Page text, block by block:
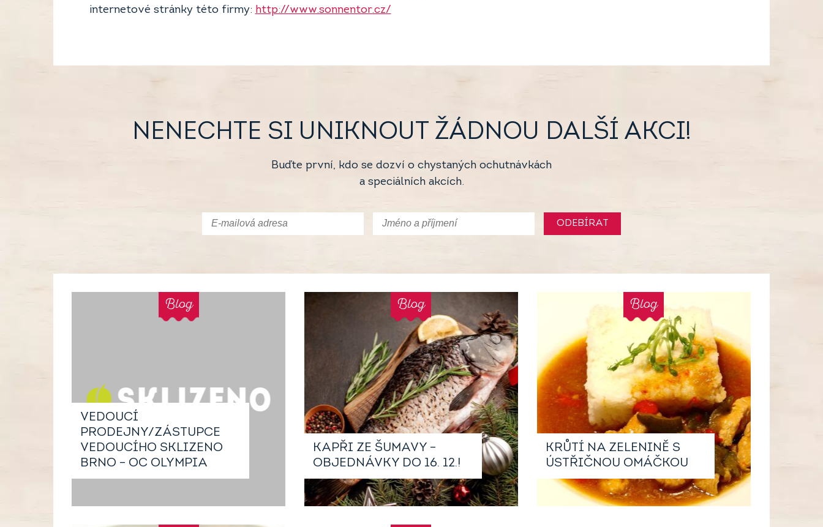
internetové stránky této firmy: http://www.sonnentor.cz/
NENECHTE SI UNIKNOUT ŽÁDNOU DALŠÍ AKCI!
Buďte první, kdo se dozví o chystaných ochutnávkách
a speciálních akcích.
ODEBÍRAT
VEDOUCÍ
PRODEJNY/ZÁSTUPCE
VEDOUCÍHO SKLIZENO
BRNO – OC OLYMPIA
Blog
KAPŘI ZE ŠUMAVY –
OBJEDNÁVKY DO 16. 12.!
Blog
KRŮTÍ NA ZELENINĚ S
ÚSTŘIČNOU OMÁČKOU
Blog